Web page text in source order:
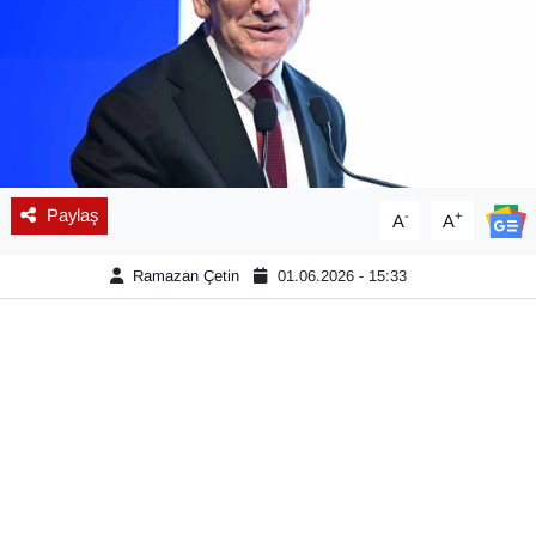
Paylaş A- A+
Ramazan Çetin 01.06.2026 - 15:33
Eleman
Emlak
En çok konuşulanlar